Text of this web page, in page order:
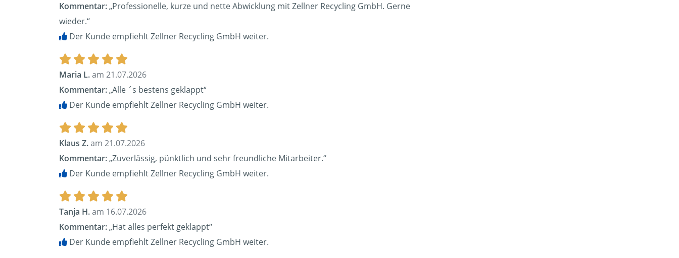
Kommentar:„Professionelle, kurze und nette Abwicklung mit Zellner Recycling GmbH. Gerne
wieder.“
Der Kunde empfiehlt Zellner Recycling GmbH weiter.
Maria L.am 21.07.2026
Kommentar:„Alle ´s bestens geklappt“
Der Kunde empfiehlt Zellner Recycling GmbH weiter.
Klaus Z.am 21.07.2026
Kommentar:„Zuverlässig, pünktlich und sehr freundliche Mitarbeiter.“
Der Kunde empfiehlt Zellner Recycling GmbH weiter.
Tanja H.am 16.07.2026
Kommentar:„Hat alles perfekt geklappt“
Der Kunde empfiehlt Zellner Recycling GmbH weiter.